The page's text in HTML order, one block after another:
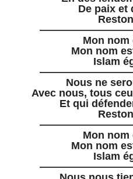
De paix et
Mon nom
Mon nom
Islam
Nous ne
Avec nous, tous
Et qui
Mon nom
Mon nom
Islam